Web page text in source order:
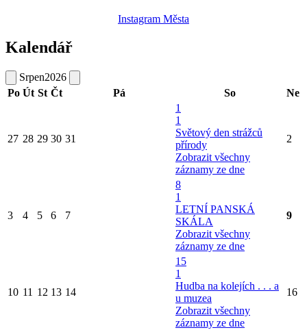
Instagram Města
Kalendář
Srpen2026
Po Út St Čt Pá So Ne
27 28 29 30 31
1
1
Světový den strážců
přírody
Zobrazit všechny
záznamy ze dne
2
3 4 5 6 7
8
1
LETNÍ PANSKÁ
SKÁLA
Zobrazit všechny
záznamy ze dne
9
10 11 12 13 14
15
1
Hudba na kolejích . . . a
u muzea
Zobrazit všechny
záznamy ze dne
16